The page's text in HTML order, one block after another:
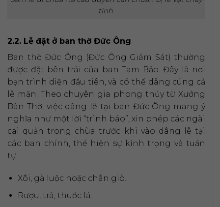
tịnh.
2.2. Lễ đặt ở ban thờ Đức Ông
Ban thờ Đức Ông (Đức Ông Giám Sát) thường
được đặt bên trái của ban Tam Bảo. Đây là nơi
bạn trình diện đầu tiên, và có thể dâng cúng cả
lễ mặn. Theo chuyên gia phong thủy từ Xưởng
Bàn Thờ, việc dâng lễ tại ban Đức Ông mang ý
nghĩa như một lời “trình báo”, xin phép các ngài
cai quản trong chùa trước khi vào dâng lễ tại
các ban chính, thể hiện sự kính trọng và tuần
tự.
Xôi, gà luộc hoặc chân giò.
Rượu, trà, thuốc lá.